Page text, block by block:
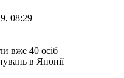
08:29
в Японії